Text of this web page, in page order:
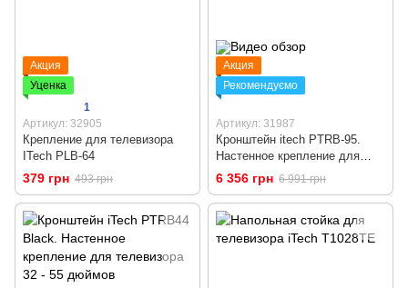
Акция
Уценка
1
Артикул: 32905
Крепление для телевизора
ITech PLB-64
379 грн 493 грн
Акция
Рекомендуємо
Артикул: 31987
Кронштейн itech PTRB-95.
Настенное крепление для
телевизора
6 356 грн 6 991 грн